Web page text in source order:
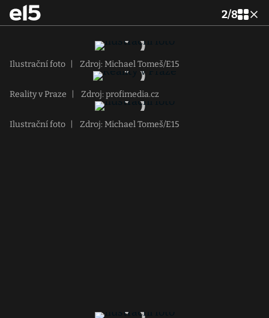
2/8
Ilustrační foto Zdroj: Michael Tomeš/E15
Reality v Praze Zdroj: profimedia.cz
Ilustrační foto Zdroj: Michael Tomeš/E15